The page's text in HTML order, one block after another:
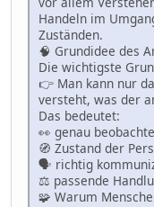
Handeln im
Zuständen.
🧠 Grundidee des
Die wichtigste
👉 Man kann nur
versteht, was der
Das bedeutet:
👀 genau
🧭 Zustand der
🗣 richtig
⚖️ passende
🧩 Warum